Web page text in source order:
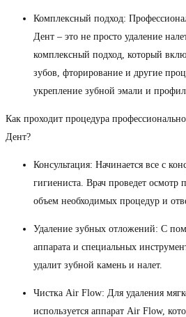
Комплексный подход:
Дент – это не просто удаление
комплексный подход, который
зубов, фторирование и другие
укрепление зубной эмали и
Как проходит процедура
Дент?
Консультация: Начинается все с
гигиениста. Врач проведет осмотр
объем необходимых процедур и
Удаление зубных отложений: С
аппарата и специальных
удалит зубной камень и налет.
Чистка Air Flow: Для удаления
используется аппарат Air Flow,